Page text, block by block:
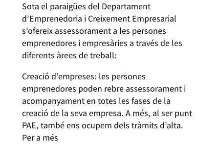
Sota el paraigües del Departament
d’Emprenedoria i Creixement Empresarial
s’ofereix assessorament a les persones
emprenedores i empresàries a través de les
diferents àrees de treball:
Creació d’empreses: les persones
emprenedores poden rebre assessorament i
acompanyament en totes les fases de la
creació de la seva empresa. A més, al ser punt
PAE, també ens ocupem dels tràmits d’alta.
Per a més